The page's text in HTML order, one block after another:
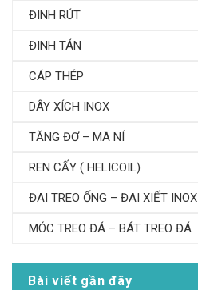
ĐINH RÚT
ĐINH TÁN
CÁP THÉP
DÂY XÍCH INOX
TĂNG ĐƠ – MÃ NÍ
REN CẤY ( HELICOIL)
ĐAI TREO ỐNG – ĐAI XIẾT INOX
MÓC TREO ĐÁ – BÁT TREO ĐÁ
Bài viết gần đây